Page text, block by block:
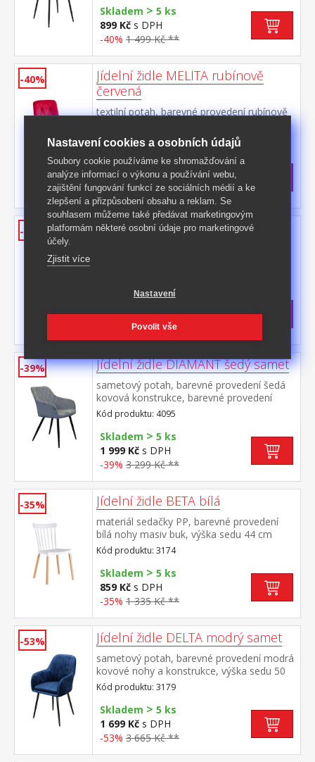
Skladem > 5 ks
899 Kč s DPH
-40% 1 499 Kč **
-40%
Jídelní židle MELITA rubínově
červená
textilní potah, barevné provedení rubínově
provedení černá výška sedu 50
cm doporučená nosnost do 120 kg
Kód produktu: 90906F
Skladem>5 ks
899 Kčs DPH
-40% 1 499 Kč **
-40% Jídelní židle MELITA zelenomodrá
cm doporučená nosnost do 120 kg
Skladem>5 ks
899 Kčs DPH
1 499 Kč **
-39% Jídelní židle DIAMANT šedý samet
sametový potah, barevné provedení šedá
kovová konstrukce, barevné provedení
černá výška sedu 51 cm, hloubka sedu 45,5
cm šířka sedu v zadní nejužší části 36 cm, v
přední části 42 cmvhodná ke stolu BERGEN
dub 4090
Kód produktu: 4095
Skladem > 5 ks
1 999 Kč s DPH
-39% 3 299 Kč **
-35% Jídelní židle BETA bílá
materiál sedačky PP, barevné provedení
bílá nohy masiv buk, výška sedu 44 cm
Kód produktu: 3174
Skladem > 5 ks
859 Kč s DPH
-35% 1 335 Kč **
-53% Jídelní židle DELTA modrý samet
sametový potah, barevné provedení modrá
kovové nohy a konstrukce, výška sedu 50
cm
Kód produktu: 3179
Skladem > 5 ks
1 699 Kč s DPH
-53% 3 665 Kč **
Nastavení cookies a osobních údajů
Soubory cookie používáme ke shromažďování a
analýze informací o výkonu a používání webu,
zajištění fungování funkcí ze sociálních médií a ke
zlepšení a přizpůsobení obsahu a reklam. Se
souhlasem můžeme také předávat marketingovým
platformám některé osobní údaje pro marketingové
účely.
Zjistit více
Nastavení
Povolit vše